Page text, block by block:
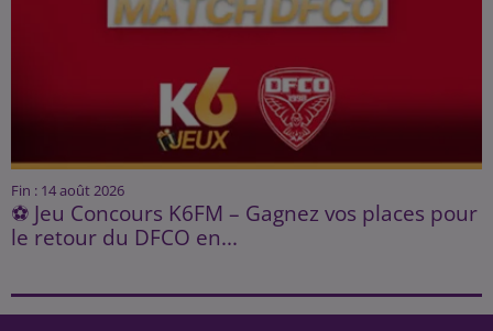
Fin : 14 août 2026
⚽ Jeu Concours K6FM – Gagnez vos places pour
le retour du DFCO en...